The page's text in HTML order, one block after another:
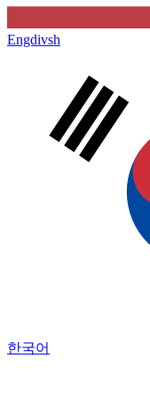
Engdivsh
한국어